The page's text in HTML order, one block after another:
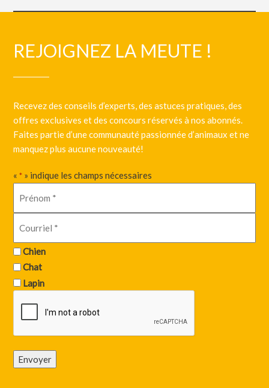
REJOIGNEZ LA MEUTE !
Recevez des conseils d’experts, des astuces pratiques, des
offres exclusives et des concours réservés à nos abonnés.
Faites partie d’une communauté passionnée d’animaux et ne
manquez plus aucune nouveauté!
«* » indique les champs nécessaires
Chien
Chat
Lapin
Envoyer